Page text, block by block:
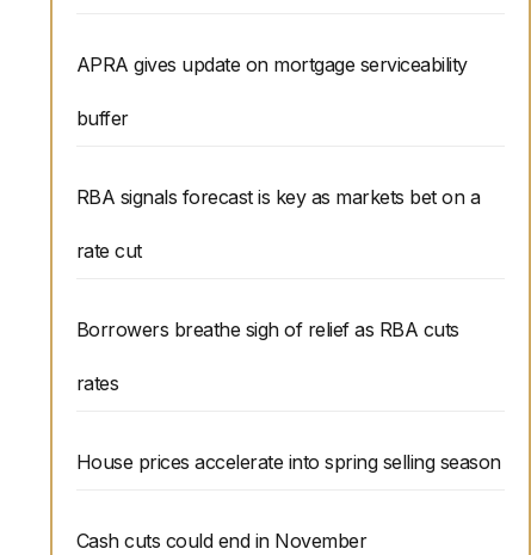
APRA gives update on mortgage serviceability
buffer
RBA signals forecast is key as markets bet on a
rate cut
Borrowers breathe sigh of relief as RBA cuts
rates
House prices accelerate into spring selling season
Cash cuts could end in November